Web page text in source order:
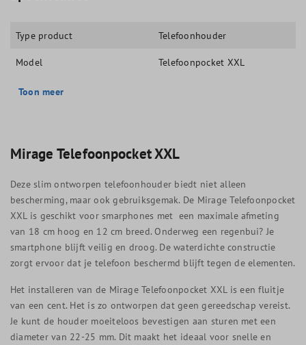
Type product Telefoonhouder
Model Telefoonpocket XXL
Toon meer
Mirage Telefoonpocket XXL
Deze slim ontworpen telefoonhouder biedt niet alleen
bescherming, maar ook gebruiksgemak. De Mirage Telefoonpocket
XXL is geschikt voor smarphones met een maximale afmeting
van 18 cm hoog en 12 cm breed. Onderweg een regenbui? Je
smartphone blijft veilig en droog. De waterdichte constructie
zorgt ervoor dat je telefoon beschermd blijft tegen de elementen.
Het installeren van de Mirage Telefoonpocket XXL is een fluitje
van een cent. Het is zo ontworpen dat geen gereedschap vereist.
Je kunt de houder moeiteloos bevestigen aan sturen met een
diameter van 22-25 mm. Dit maakt het ideaal voor snelle en